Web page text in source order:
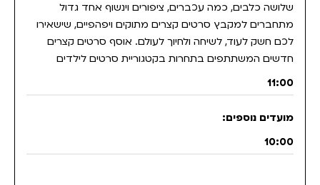
שלושה כלבים, כמה עכברים, ציפורים וינשוף אחד גדול
מתחברים למקבץ סרטים קצרים מתוקים ויפהפיים, שישאירו
לכם חשק לעוד, לשיחה ולחיוך לעולם. אוסף סרטים קצרים
חדשים המשתתפים בתחרות בקטגוריית סרטים לילדים
11:00
10:00